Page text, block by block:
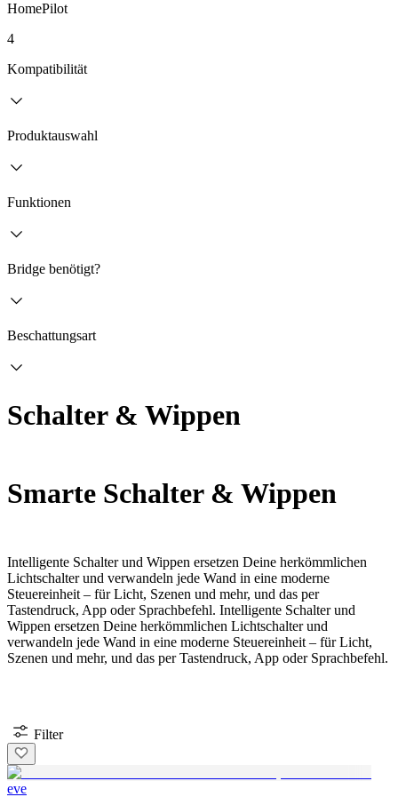
HomePilot
4
Kompatibilität
Produktauswahl
Funktionen
Bridge benötigt?
Beschattungsart
Schalter & Wippen
Smarte Schalter & Wippen
Intelligente Schalter und Wippen ersetzen Deine herkömmlichen
Lichtschalter und verwandeln jede Wand in eine moderne
Steuereinheit – für Licht, Szenen und mehr, und das per
Tastendruck, App oder Sprachbefehl. Intelligente Schalter und
Wippen ersetzen Deine herkömmlichen Lichtschalter und
verwandeln jede Wand in eine moderne Steuereinheit – für Licht,
Szenen und mehr, und das per Tastendruck, App oder Sprachbefehl.
Filter
eve